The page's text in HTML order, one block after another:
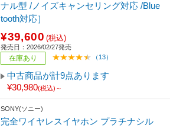
ナル型 /ノイズキャンセリング対応 /Blue
tooth対応］
¥39,600 (税込)
発売日：2026/02/27発売
在庫あり （13）
中古商品が計9点あります
¥30,980(税込)～
SONY(ソニー)
完全ワイヤレスイヤホン プラチナシル